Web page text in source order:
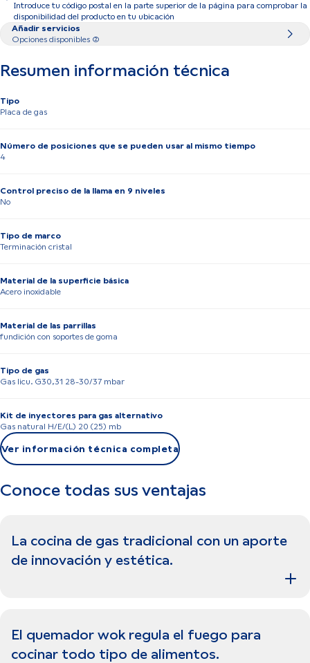
Introduce tu código postal en la parte superior de la página para comprobar la
disponibilidad del producto en tu ubicación
Añadir servicios
Opciones disponibles (2)
Resumen información técnica
Tipo
Placa de gas
Número de posiciones que se pueden usar al mismo tiempo
4
Control preciso de la llama en 9 niveles
No
Tipo de marco
Terminación cristal
Material de la superficie básica
Acero inoxidable
Material de las parrillas
fundición con soportes de goma
Tipo de gas
Gas licu. G30,31 28-30/37 mbar
Kit de inyectores para gas alternativo
Gas natural H/E/(L) 20 (25) mb
Ver información técnica completa
Conoce todas sus ventajas
La cocina de gas tradicional con un aporte
de innovación y estética.
El quemador wok regula el fuego para
cocinar todo tipo de alimentos.